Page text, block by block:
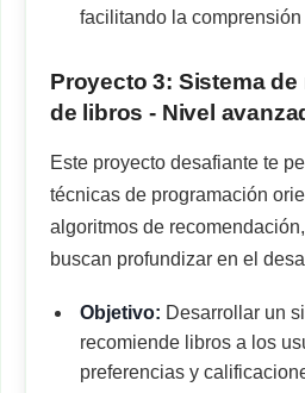
facilitando la comprensión
Proyecto 3: Sistema
de libros - Nivel
Este proyecto desafiante te
técnicas de programación
algoritmos de
buscan profundizar en el
Objetivo: Desarrollar un
recomiende libros a los
preferencias y